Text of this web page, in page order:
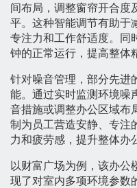
间布局，调整窗帘开合度
平。这种智能调节有助于
专注力和工作舒适度。同
钟的正常运行，提高整体
针对噪音管理，部分先进
能。通过实时监测环境噪
音措施或调整办公区域布
制为员工营造安静、专注
力和疲劳感，提升整体办
以财富广场为例，该办公
现了对室内多项环境参数